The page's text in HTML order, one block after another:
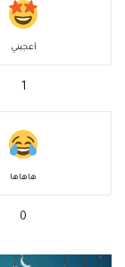
أعجبني
1
هاهاها
0